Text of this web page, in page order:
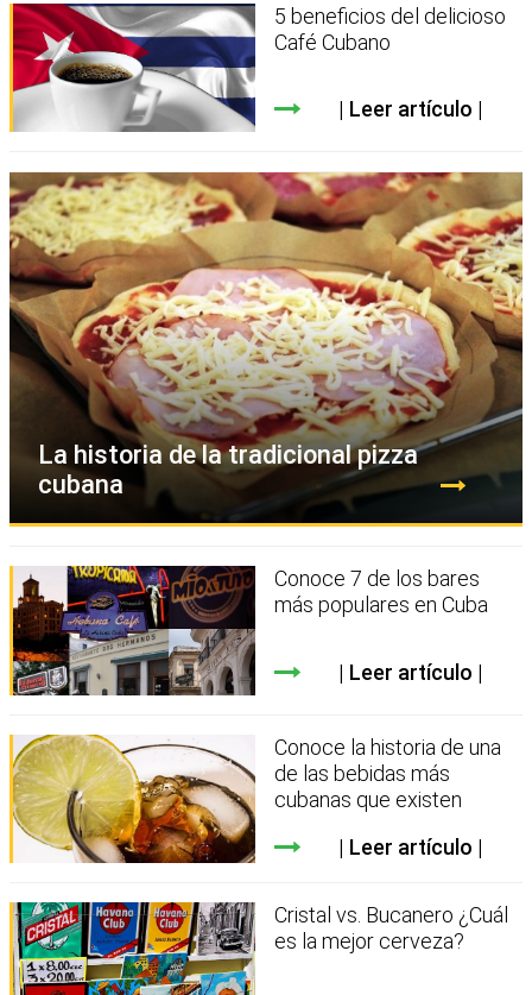
5 beneficios del delicioso
Café Cubano
Leer artículo
La historia de la tradicional pizza
cubana
Conoce 7 de los bares
más populares en Cuba
Leer artículo
Conoce la historia de una
de las bebidas más
cubanas que existen
Leer artículo
Cristal vs. Bucanero ¿Cuál
es la mejor cerveza?